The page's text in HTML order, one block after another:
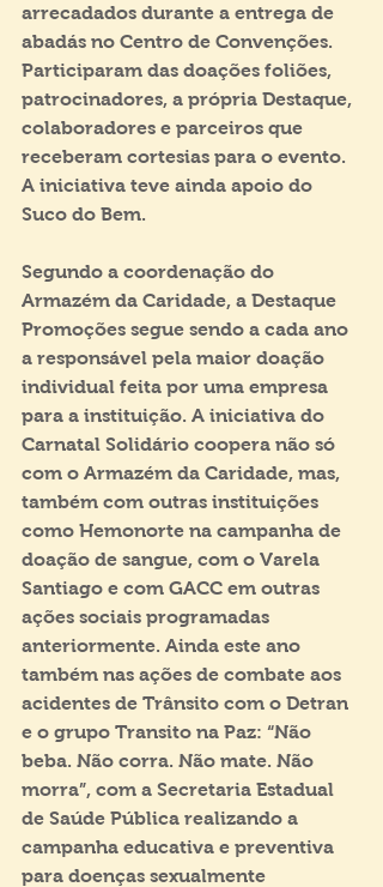
arrecadados durante a entrega de
abadás no Centro de Convenções.
Participaram das doações foliões,
patrocinadores, a própria Destaque,
colaboradores e parceiros que
receberam cortesias para o evento.
A iniciativa teve ainda apoio do
Suco do Bem.
Segundo a coordenação do
Armazém da Caridade, a Destaque
Promoções segue sendo a cada ano
a responsável pela maior doação
individual feita por uma empresa
para a instituição. A iniciativa do
Carnatal Solidário coopera não só
com o Armazém da Caridade, mas,
também com outras instituições
como Hemonorte na campanha de
doação de sangue, com o Varela
Santiago e com GACC em outras
ações sociais programadas
anteriormente. Ainda este ano
também nas ações de combate aos
acidentes de Trânsito com o Detran
e o grupo Transito na Paz: “Não
beba. Não corra. Não mate. Não
morra”, com a Secretaria Estadual
de Saúde Pública realizando a
campanha educativa e preventiva
para doenças sexualmente